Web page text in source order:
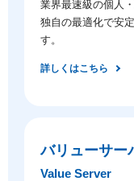
業界最速級の個人
独自の最適化で安
す。
詳しくはこちら
バリューサー
Value Server